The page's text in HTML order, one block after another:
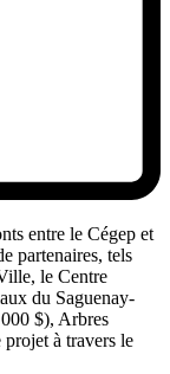
entre le Cégep et
partenaires, tels
le Centre
du Saguenay-
$), Arbres
à travers le